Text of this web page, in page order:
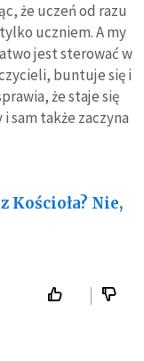
że uczeń od razu
uczniem. A my
jest sterować w
buntuje się i
że staje się
sam także zaczyna
Kościoła? Nie,